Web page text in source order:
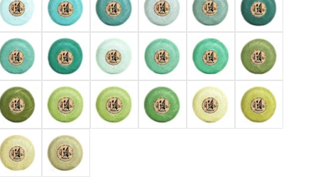
4350 4368 4379 4394 4396 4561
4565 4636 4643 4652 4799 4812
5224 5229